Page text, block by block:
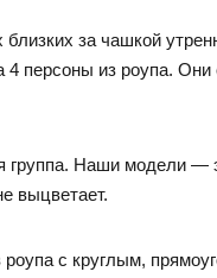
за чашкой
из роупа. Они
Наши модели —
выцветает.
с круглым,